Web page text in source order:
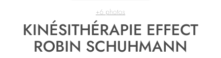
+6 photos
KINÉSITHÉRAPIE EFFECT
ROBIN SCHUHMANN